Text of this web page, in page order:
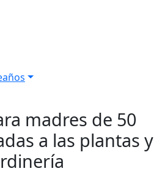
madres de 50
a las plantas y